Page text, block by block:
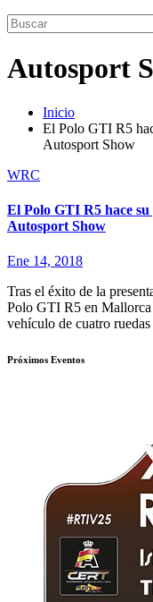
Autosport
Inicio
El Polo GTI R5
Autosport Show
WRC
El Polo GTI R5 hace
Autosport Show
Ene 14, 2018
Tras el éxito de la
Polo GTI R5 en
vehículo de cuatro
Próximos Eventos